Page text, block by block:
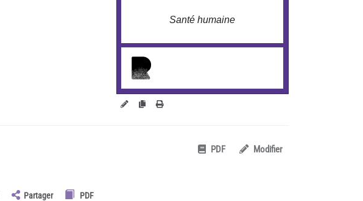
Santé humaine
PDF Modifier
Partager PDF